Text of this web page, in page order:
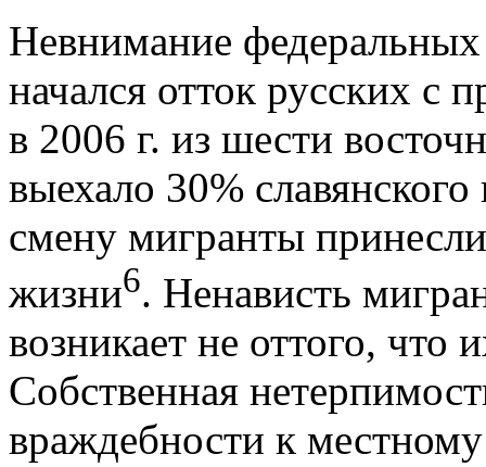
Невнимание федеральных
начался отток русских с
в 2006 г. из шести
выехало 30%
смену мигранты
жизни6. Ненависть
возникает не оттого,
Собственная
враждебности к